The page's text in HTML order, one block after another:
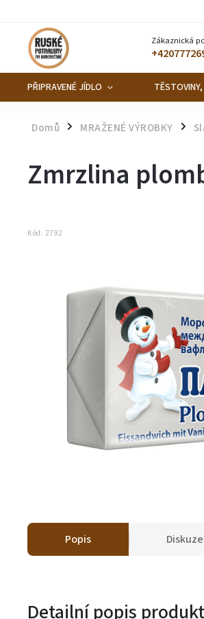
Zákaznická
PŘIPRAVENÉ JÍDLO
Domů / MRAŽENÉ VÝROBKY /
Zmrzlina
Kód: 2792
Popis Diskuze
Detailní popis